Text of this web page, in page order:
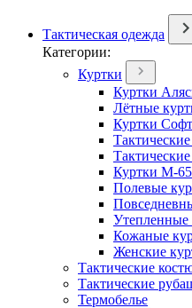
Тактическая одежда
Категории:
Куртки
Куртки
Лётные
Куртки
Куртки М-65
Полевые
Утепленные
Кожаные
Женские
Тактические
Тактические
Термобелье